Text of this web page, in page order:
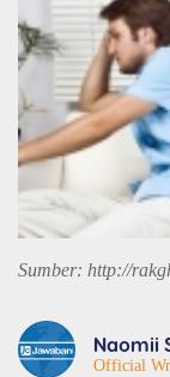
Sumber: http://
Naomii
Official